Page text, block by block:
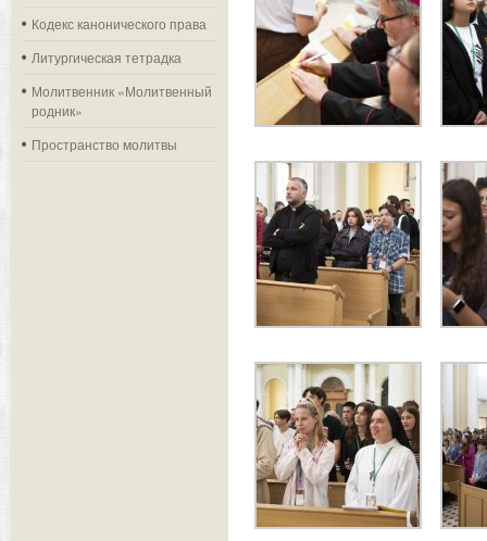
Кодекс канонического права
Литургическая тетрадка
Молитвенник «Молитвенный
родник»
Пространство молитвы